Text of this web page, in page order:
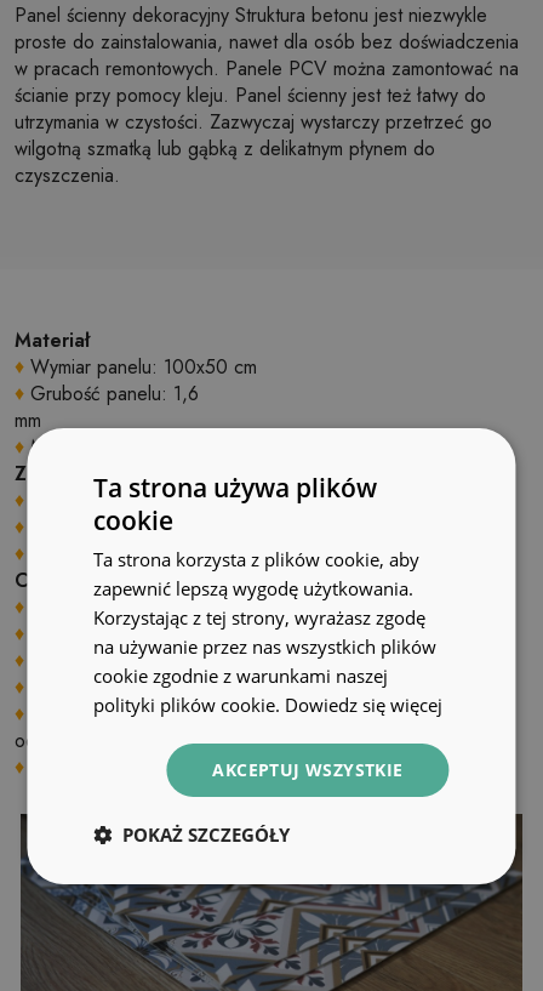
Panel ścienny dekoracyjny Struktura betonu jest niezwykle
proste do zainstalowania, nawet dla osób bez doświadczenia
w pracach remontowych. Panele PCV można zamontować na
ścianie przy pomocy kleju. Panel ścienny jest też łatwy do
utrzymania w czystości. Zazwyczaj wystarczy przetrzeć go
wilgotną szmatką lub gąbką z delikatnym płynem do
czyszczenia.
Materiał
♦ Wymiar panelu: 100x50 cm
♦ Grubość panelu: 1,6
mm
♦Materiał: Winyl wzmocniony siatką PES z klejem
Zastosowanie
♦ Wnętrza pomieszczeń;
♦ Ściany, podłogi, sufity;
♦ Może być naklejony na panele, kafelki, metal czy farbę.
Cechy produktu
♦ Gładka i struktura;
♦ Szybki i łatwy montaż;
♦ Możliwość samodzielnego docinania na wymiar;
♦ Cyfrowy nadruk przy użyciu ekologicznych tuszy
♦ Odporny na ścieranie, uszkodzenia mechaniczne,
odbarwienia i promieniowanie UV
♦ Zakres temperatur stosowania: od –10 C do +60 C;
Ta strona używa plików
cookie
Ta strona korzysta z plików cookie, aby
zapewnić lepszą wygodę użytkowania.
Korzystając z tej strony, wyrażasz zgodę
na używanie przez nas wszystkich plików
cookie zgodnie z warunkami naszej
polityki plików cookie. Dowiedz się więcej
AKCEPTUJ WSZYSTKIE
POKAŻ SZCZEGÓŁY